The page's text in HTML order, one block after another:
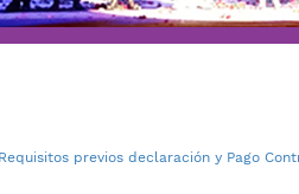
​Requisitos previos declaración y Pago